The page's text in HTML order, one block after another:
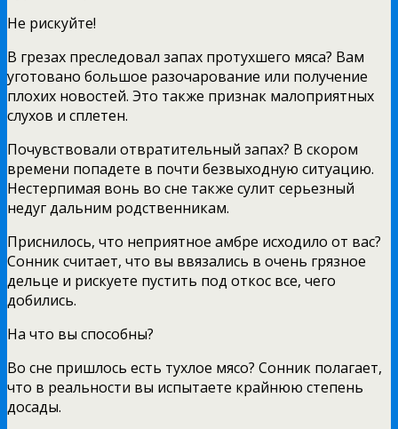
Не рискуйте!
В грезах преследовал запах протухшего мяса? Вам
уготовано большое разочарование или получение
плохих новостей. Это также признак малоприятных
слухов и сплетен.
Почувствовали отвратительный запах? В скором
времени попадете в почти безвыходную ситуацию.
Нестерпимая вонь во сне также сулит серьезный
недуг дальним родственникам.
Приснилось, что неприятное амбре исходило от вас?
Сонник считает, что вы ввязались в очень грязное
дельце и рискуете пустить под откос все, чего
добились.
На что вы способны?
Во сне пришлось есть тухлое мясо? Сонник полагает,
что в реальности вы испытаете крайнюю степень
досады.